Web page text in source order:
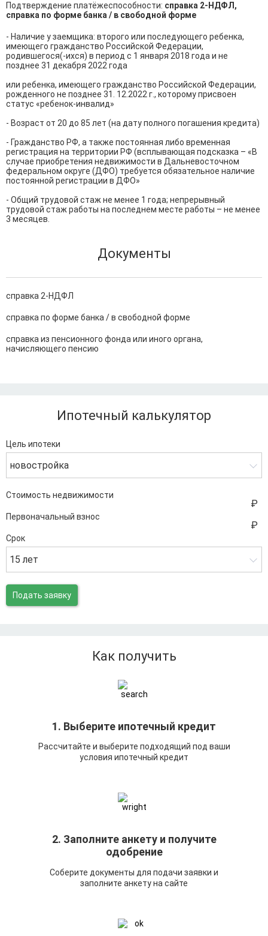
Подтверждение платёжеспособности: справка 2-НДФЛ,
справка по форме банка / в свободной форме
- Наличие у заемщика: второго или последующего ребенка,
имеющего гражданство Российской Федерации,
родившегося(-ихся) в период с 1 января 2018 года и не
позднее 31 декабря 2022 года
или ребенка, имеющего гражданство Российской Федерации,
рожденного не позднее 31. 12.2022 г., которому присвоен
статус «ребенок-инвалид»
- Возраст от 20 до 85 лет (на дату полного погашения кредита)
- Гражданство РФ, а также постоянная либо временная
регистрация на территории РФ (всплывающая подсказка – «В
случае приобретения недвижимости в Дальневосточном
федеральном округе (ДФО) требуется обязательное наличие
постоянной регистрации в ДФО»
- Общий трудовой стаж не менее 1 года; непрерывный
трудовой стаж работы на последнем месте работы – не менее
3 месяцев.
Документы
справка 2-НДФЛ
справка по форме банка / в свободной форме
справка из пенсионного фонда или иного органа,
начисляющего пенсию
Ипотечный калькулятор
Цель ипотеки
новостройка
Стоимость недвижимости
Первоначальный взнос
Срок
15 лет
Подать заявку
Как получить
1. Выберите ипотечный кредит
Рассчитайте и выберите подходящий под ваши
условия ипотечный кредит
2. Заполните анкету и получите
одобрение
Соберите документы для подачи заявки и
заполните анкету на сайте